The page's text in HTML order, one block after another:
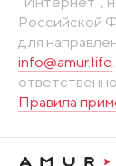
Российской
для
info@amur.life
Правила